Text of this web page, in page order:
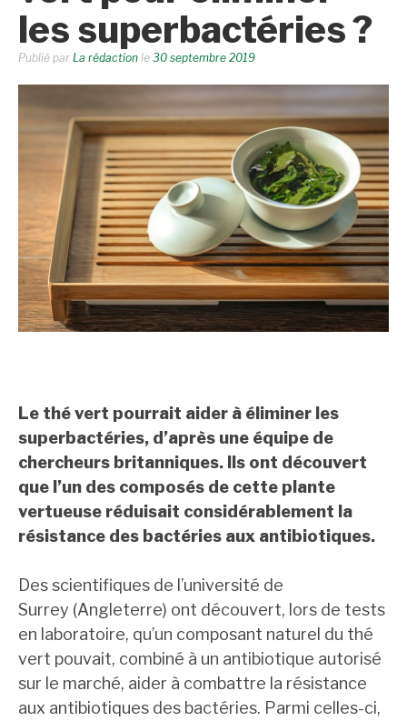
les superbactéries ?
Publié par La rédaction le 30 septembre 2019
Le thé vert pourrait aider à éliminer les
superbactéries, d’après une équipe de
chercheurs britanniques. Ils ont découvert
que l’un des composés de cette plante
vertueuse réduisait considérablement la
résistance des bactéries aux antibiotiques.
Des scientifiques de l’université de
Surrey (Angleterre) ont découvert, lors de tests
en laboratoire, qu’un composant naturel du thé
vert pouvait, combiné à un antibiotique autorisé
sur le marché, aider à combattre la résistance
aux antibiotiques des bactéries. Parmi celles-ci,